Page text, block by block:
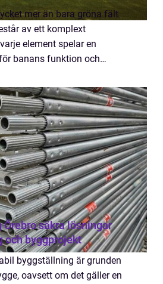
mer än bara gröna fält
av ett komplext
element spelar en
banans funktion och
lösningar
och byggprojekt
byggställning är grunden
oavsett om det gäller en